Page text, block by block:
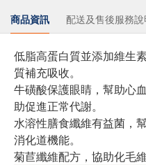
商品資訊 配送及售後服務說
低脂高蛋白質並添加維生
質補充吸收。
牛磺酸保護眼睛，幫助心
助促進正常代謝。
水溶性膳食纖維有益菌，
消化道機能。
菊苣纖維配方，協助化毛維